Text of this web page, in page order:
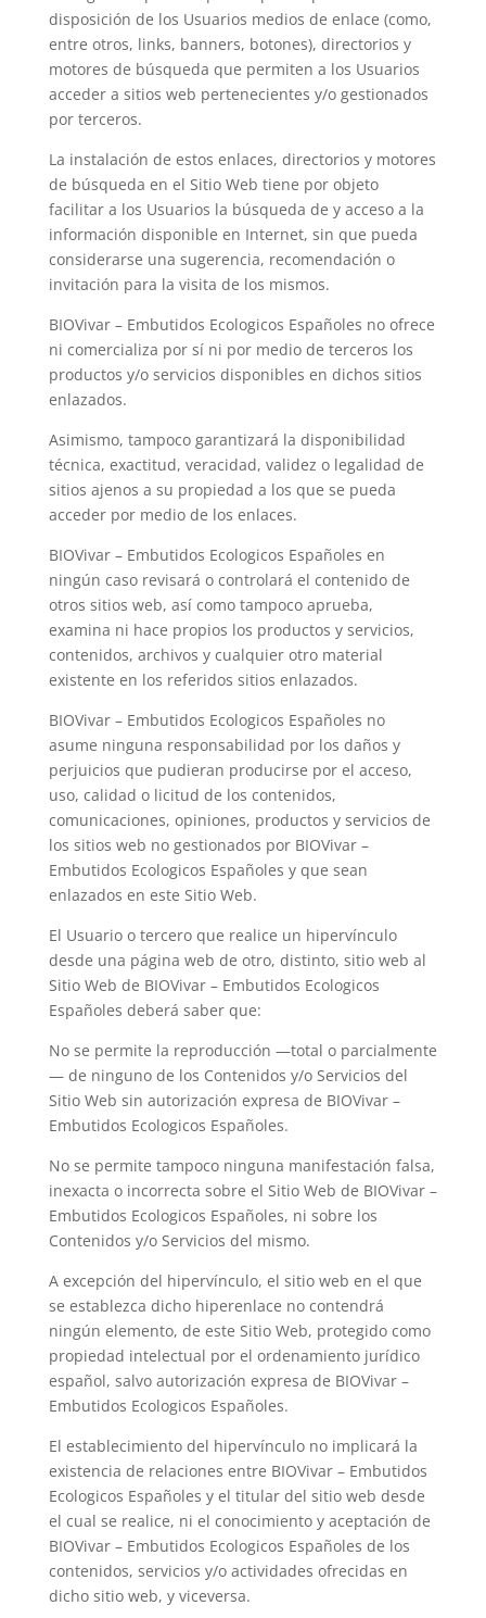
disposición de los Usuarios medios de enlace (como,
entre otros, links, banners, botones), directorios y
motores de búsqueda que permiten a los Usuarios
acceder a sitios web pertenecientes y/o gestionados
por terceros.
La instalación de estos enlaces, directorios y motores
de búsqueda en el Sitio Web tiene por objeto
facilitar a los Usuarios la búsqueda de y acceso a la
información disponible en Internet, sin que pueda
considerarse una sugerencia, recomendación o
invitación para la visita de los mismos.
BIOVivar – Embutidos Ecologicos Españoles no ofrece
ni comercializa por sí ni por medio de terceros los
productos y/o servicios disponibles en dichos sitios
enlazados.
Asimismo, tampoco garantizará la disponibilidad
técnica, exactitud, veracidad, validez o legalidad de
sitios ajenos a su propiedad a los que se pueda
acceder por medio de los enlaces.
BIOVivar – Embutidos Ecologicos Españoles en
ningún caso revisará o controlará el contenido de
otros sitios web, así como tampoco aprueba,
examina ni hace propios los productos y servicios,
contenidos, archivos y cualquier otro material
existente en los referidos sitios enlazados.
BIOVivar – Embutidos Ecologicos Españoles no
asume ninguna responsabilidad por los daños y
perjuicios que pudieran producirse por el acceso,
uso, calidad o licitud de los contenidos,
comunicaciones, opiniones, productos y servicios de
los sitios web no gestionados por BIOVivar –
Embutidos Ecologicos Españoles y que sean
enlazados en este Sitio Web.
El Usuario o tercero que realice un hipervínculo
desde una página web de otro, distinto, sitio web al
Sitio Web de BIOVivar – Embutidos Ecologicos
Españoles deberá saber que:
No se permite la reproducción —total o parcialmente
— de ninguno de los Contenidos y/o Servicios del
Sitio Web sin autorización expresa de BIOVivar –
Embutidos Ecologicos Españoles.
No se permite tampoco ninguna manifestación falsa,
inexacta o incorrecta sobre el Sitio Web de BIOVivar –
Embutidos Ecologicos Españoles, ni sobre los
Contenidos y/o Servicios del mismo.
A excepción del hipervínculo, el sitio web en el que
se establezca dicho hiperenlace no contendrá
ningún elemento, de este Sitio Web, protegido como
propiedad intelectual por el ordenamiento jurídico
español, salvo autorización expresa de BIOVivar –
Embutidos Ecologicos Españoles.
El establecimiento del hipervínculo no implicará la
existencia de relaciones entre BIOVivar – Embutidos
Ecologicos Españoles y el titular del sitio web desde
el cual se realice, ni el conocimiento y aceptación de
BIOVivar – Embutidos Ecologicos Españoles de los
contenidos, servicios y/o actividades ofrecidas en
dicho sitio web, y viceversa.